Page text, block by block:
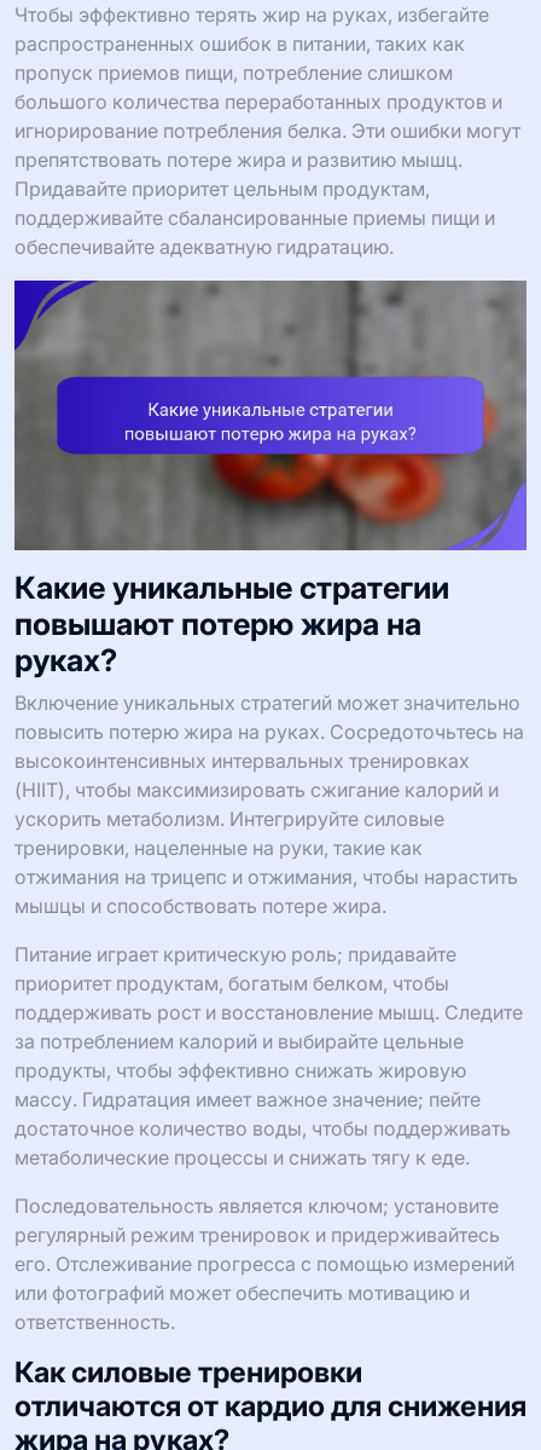
Чтобы эффективно терять жир на руках, избегайте
распространенных ошибок в питании, таких как
пропуск приемов пищи, потребление слишком
большого количества переработанных продуктов и
игнорирование потребления белка. Эти ошибки могут
препятствовать потере жира и развитию мышц.
Придавайте приоритет цельным продуктам,
поддерживайте сбалансированные приемы пищи и
обеспечивайте адекватную гидратацию.
Какие уникальные стратегии
повышают потерю жира на
руках?
Включение уникальных стратегий может значительно
повысить потерю жира на руках. Сосредоточьтесь на
высокоинтенсивных интервальных тренировках
(HIIT), чтобы максимизировать сжигание калорий и
ускорить метаболизм. Интегрируйте силовые
тренировки, нацеленные на руки, такие как
отжимания на трицепс и отжимания, чтобы нарастить
мышцы и способствовать потере жира.
Питание играет критическую роль; придавайте
приоритет продуктам, богатым белком, чтобы
поддерживать рост и восстановление мышц. Следите
за потреблением калорий и выбирайте цельные
продукты, чтобы эффективно снижать жировую
массу. Гидратация имеет важное значение; пейте
достаточное количество воды, чтобы поддерживать
метаболические процессы и снижать тягу к еде.
Последовательность является ключом; установите
регулярный режим тренировок и придерживайтесь
его. Отслеживание прогресса с помощью измерений
или фотографий может обеспечить мотивацию и
ответственность.
Как силовые тренировки
отличаются от кардио для снижения
жира на руках?